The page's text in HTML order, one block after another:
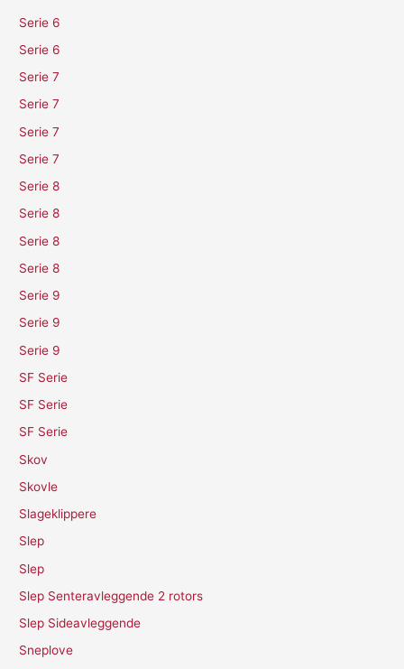
Serie 6
Serie 6
Serie 7
Serie 7
Serie 7
Serie 7
Serie 8
Serie 8
Serie 8
Serie 8
Serie 9
Serie 9
Serie 9
SF Serie
SF Serie
SF Serie
Skov
Skovle
Slageklippere
Slep
Slep
Slep Senteravleggende 2 rotors
Slep Sideavleggende
Sneplove